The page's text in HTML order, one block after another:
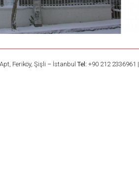
Feriköy, Şişli – İstanbulTel:+90 212 2336961 |